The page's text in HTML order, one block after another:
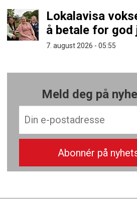
Lokalavisa
å betale for
7. august 2026 - 05:55
Meld deg på